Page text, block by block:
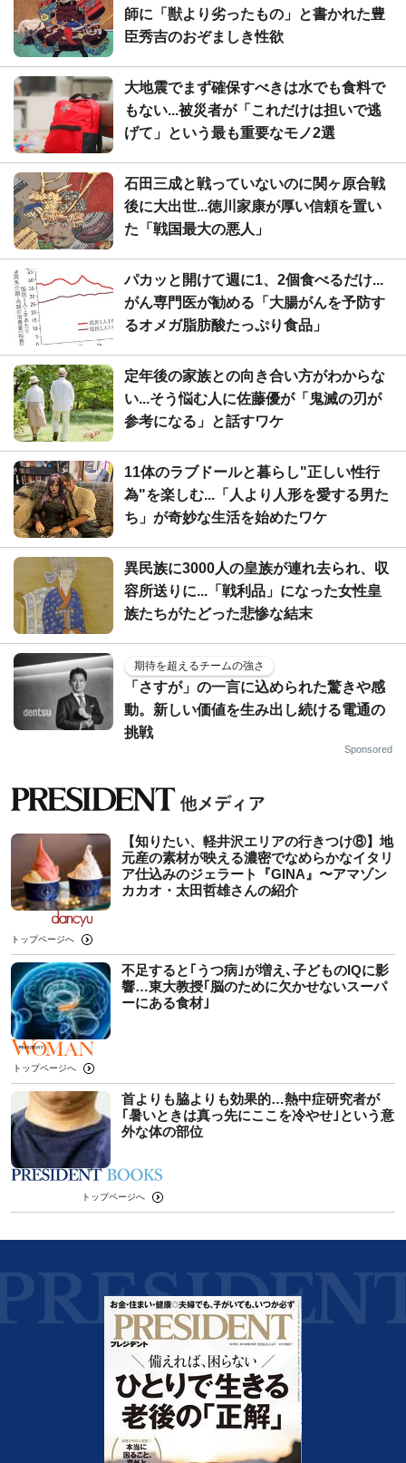
師に「獣より劣ったもの」と書かれた豊
臣秀吉のおぞましき性欲
大地震でまず確保すべきは水でも食料で
もない...被災者が「これだけは担いで逃
げて」という最も重要なモノ2選
石田三成と戦っていないのに関ヶ原合戦
後に大出世...徳川家康が厚い信頼を置い
た「戦国最大の悪人」
パカッと開けて週に1、2個食べるだけ...
がん専門医が勧める「大腸がんを予防す
るオメガ脂肪酸たっぷり食品」
定年後の家族との向き合い方がわからな
い...そう悩む人に佐藤優が「鬼滅の刃が
参考になる」と話すワケ
11体のラブドールと暮らし"正しい性行
為"を楽しむ...「人より人形を愛する男た
ち」が奇妙な生活を始めたワケ
異民族に3000人の皇族が連れ去られ、収
容所送りに...「戦利品」になった女性皇
族たちがたどった悲惨な結末
期待を超えるチームの強さ
「さすが」の一言に込められた驚きや感
動。新しい価値を生み出し続ける電通の
挑戦
Sponsored
【知りたい、軽井沢エリアの行きつけ⑧】地
元産の素材が映える濃密でなめらかなイタリ
ア仕込みのジェラート『GINA』〜アマゾン
カカオ・太田哲雄さんの紹介
トップページへ
不足すると｢うつ病｣が増え､子どものIQに影
響…東大教授｢脳のために欠かせないスーパ
ーにある食材｣
トップページへ
首よりも脇よりも効果的…熱中症研究者が
｢暑いときは真っ先にここを冷やせ｣という意
外な体の部位
トップページへ